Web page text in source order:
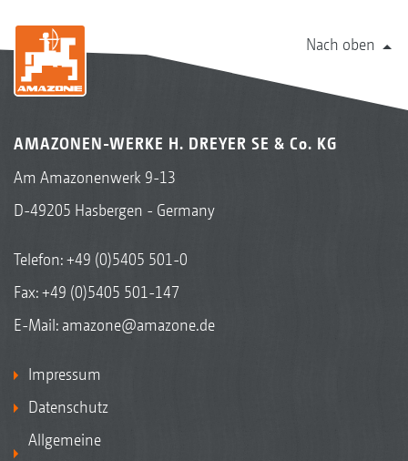
Nach oben
AMAZONEN-WERKE H. DREYER SE & Co. KG
Am Amazonenwerk 9-13
D-49205 Hasbergen - Germany
Telefon:+49 (0)5405 501-0
Fax: +49 (0)5405 501-147
E-Mail: amazone@amazone.de
Impressum
Datenschutz
Allgemeine